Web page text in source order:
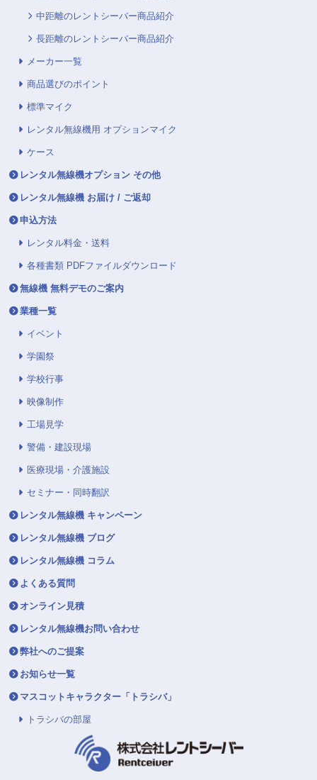
中距離のレントシーバー商品紹介
長距離のレントシーバー商品紹介
メーカー一覧
商品選びのポイント
標準マイク
レンタル無線機用 オプションマイク
ケース
レンタル無線機オプション その他
レンタル無線機 お届け / ご返却
申込方法
レンタル料金・送料
各種書類 PDFファイルダウンロード
無線機 無料デモのご案内
業種一覧
イベント
学園祭
学校行事
映像制作
工場見学
警備・建設現場
医療現場・介護施設
セミナー・同時翻訳
レンタル無線機 キャンペーン
レンタル無線機 ブログ
レンタル無線機 コラム
よくある質問
オンライン見積
レンタル無線機お問い合わせ
弊社へのご提案
お知らせ一覧
マスコットキャラクター「トラシバ」
トラシバの部屋